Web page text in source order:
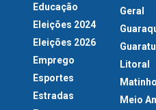
Educação
Eleições 2024
Eleições 2026
Emprego
Esportes
Estradas
Geral
Litoral
Meio